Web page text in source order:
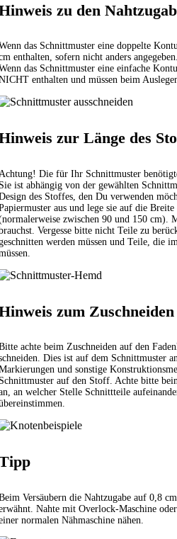
zu den
das Schnittmuster eine doppelte
enthalten, sofern nicht anders
das Schnittmuster eine einfache
enthalten und müssen beim
zur Länge des
Die für Ihr Schnittmuster
ist abhängig von der gewählten
des Stoffes, den Du verwenden
aus und lege sie auf die
zwischen 90 und 150 cm).
Vergesse bitte nicht Teile zu
werden müssen und Teile, die
zum Zuschneiden
achte beim Zuschneiden auf den
Dies ist auf dem Schnittmuster
und sonstige
auf den Stoff. Achte bitte
an welcher Stelle Schnittteile
Versäubern die Nahtzugabe auf 0,8
Nahte mit Overlock-Maschine
normalen Nähmaschine nähen.